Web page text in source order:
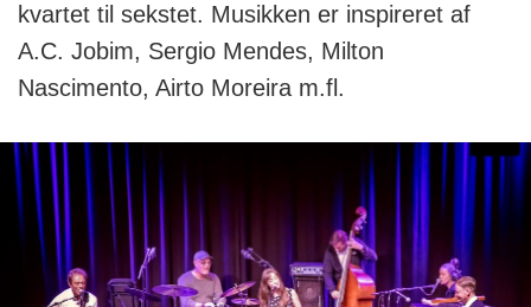
kvartet til sekstet. Musikken er inspireret af
A.C. Jobim, Sergio Mendes, Milton
Nascimento, Airto Moreira m.fl.